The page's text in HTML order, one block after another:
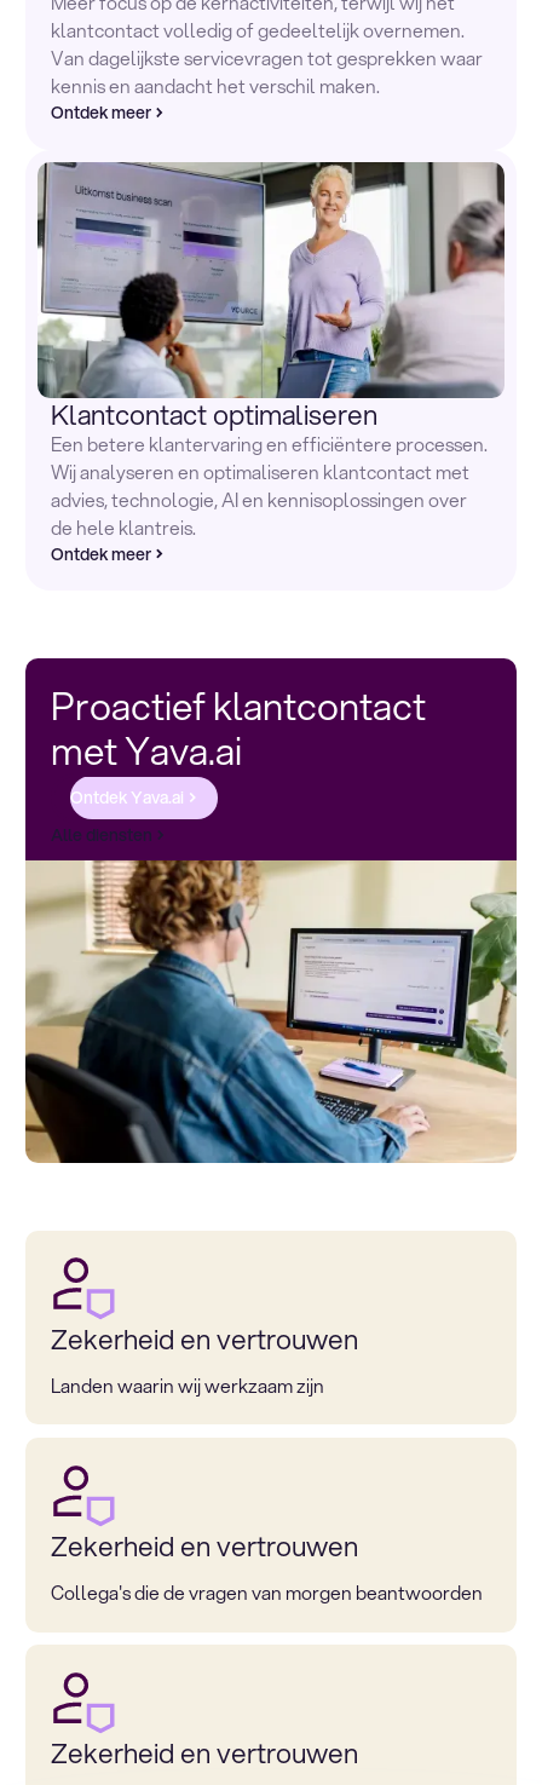
klantcontact volledig of gedeeltelijk overnemen.
Van dagelijkste servicevragen tot gesprekken waar
kennis en aandacht het verschil maken.
Ontdek meer
Klantcontact optimaliseren
Een betere klantervaring en efficiëntere processen.
Wij analyseren en optimaliseren klantcontact met
advies, technologie, AI en kennisoplossingen over
de hele klantreis.
Ontdek meer
Proactief klantcontact
met Yava.ai
Ontdek Yava.ai
Alle diensten
Zekerheid en vertrouwen
Landen waarin wij werkzaam zijn
Zekerheid en vertrouwen
Collega's die de vragen van morgen beantwoorden
Zekerheid en vertrouwen